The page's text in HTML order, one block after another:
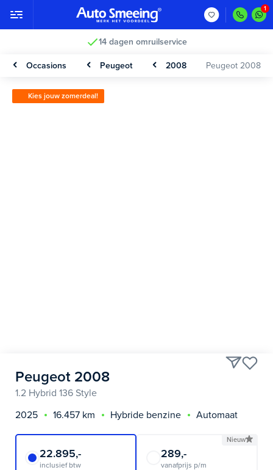
14 dagen omruilservice
Occasions Peugeot 2008 Peugeot 2008
Kies jouw zomerdeal!
Peugeot 2008
1.2 Hybrid 136 Style
2025
16.457 km Hybride benzine Automaat
22.895,-
inclusief btw
Nieuw
289,-
vanafprijs p/m